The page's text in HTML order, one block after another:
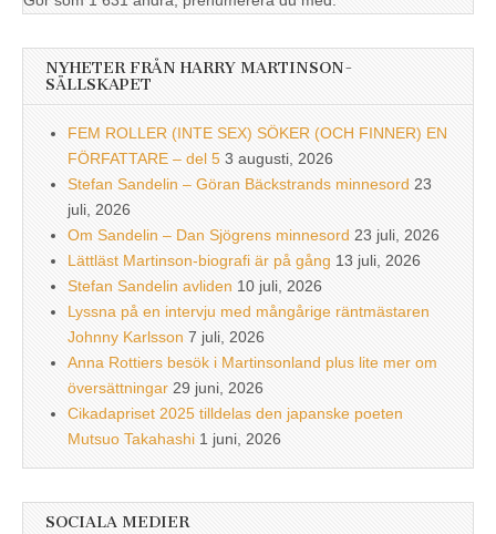
NYHETER FRÅN HARRY MARTINSON-
SÄLLSKAPET
FEM ROLLER (INTE SEX) SÖKER (OCH FINNER) EN
FÖRFATTARE – del 5 3 augusti, 2026
Stefan Sandelin – Göran Bäckstrands minnesord 23
juli, 2026
Om Sandelin – Dan Sjögrens minnesord 23 juli, 2026
Lättläst Martinson-biografi är på gång 13 juli, 2026
Stefan Sandelin avliden 10 juli, 2026
Lyssna på en intervju med mångårige räntmästaren
Johnny Karlsson 7 juli, 2026
Anna Rottiers besök i Martinsonland plus lite mer om
översättningar 29 juni, 2026
Cikadapriset 2025 tilldelas den japanske poeten
Mutsuo Takahashi 1 juni, 2026
SOCIALA MEDIER